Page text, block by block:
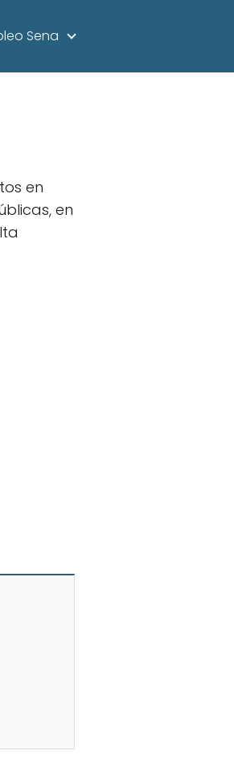
Sena
en
en